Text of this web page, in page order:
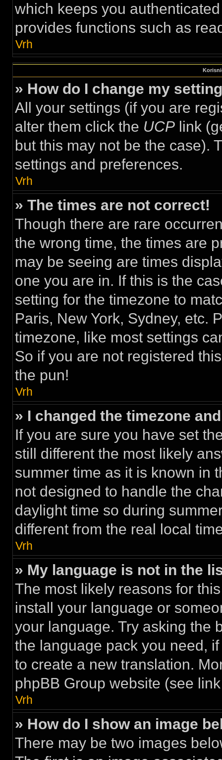
which keeps you
provides functions such as
Vrh
» How do I change my
All your settings (if you are
alter them click the UCP link
but this may not be the case).
settings and preferences.
Vrh
» The times are not correct!
Though there are rare
the wrong time, the times are
may be seeing are times
one you are in. If this is the
setting for the timezone to
Paris, New York, Sydney, etc.
timezone, like most settings
So if you are not registered
the pun!
Vrh
» I changed the timezone
If you are sure you have set
still different the most likely
summer time as it is known in
not designed to handle the
daylight time so during
different from the real local
Vrh
» My language is not in the
The most likely reasons for
install your language or
your language. Try asking the
the language pack you need,
to create a new translation.
phpBB Group website (see
Vrh
» How do I show an image
There may be two images